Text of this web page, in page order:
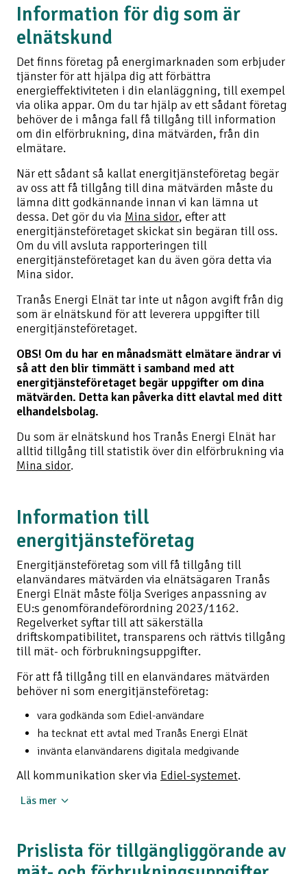
Information för dig som är
elnätskund
Det finns företag på energimarknaden som erbjuder
tjänster för att hjälpa dig att förbättra
energieffektiviteten i din elanläggning, till exempel
via olika appar. Om du tar hjälp av ett sådant företag
behöver de i många fall få tillgång till information
om din elförbrukning, dina mätvärden, från din
elmätare.
När ett sådant så kallat energitjänsteföretag begär
av oss att få tillgång till dina mätvärden måste du
lämna ditt godkännande innan vi kan lämna ut
dessa. Det gör du via Mina sidor, efter att
energitjänsteföretaget skickat sin begäran till oss.
Om du vill avsluta rapporteringen till
energitjänsteföretaget kan du även göra detta via
Mina sidor.
Tranås Energi Elnät tar inte ut någon avgift från dig
som är elnätskund för att leverera uppgifter till
energitjänsteföretaget.
OBS! Om du har en månadsmätt elmätare ändrar vi
så att den blir timmätt i samband med att
energitjänsteföretaget begär uppgifter om dina
mätvärden. Detta kan påverka ditt elavtal med ditt
elhandelsbolag.
Du som är elnätskund hos Tranås Energi Elnät har
alltid tillgång till statistik över din elförbrukning via
Mina sidor.
Information till
energitjänsteföretag
Energitjänsteföretag som vill få tillgång till
elanvändares mätvärden via elnätsägaren Tranås
Energi Elnät måste följa Sveriges anpassning av
EU:s genomförandeförordning 2023/1162.
Regelverket syftar till att säkerställa
driftskompatibilitet, transparens och rättvis tillgång
till mät- och förbrukningsuppgifter.
För att få tillgång till en elanvändares mätvärden
behöver ni som energitjänsteföretag:
vara godkända som Ediel-användare
ha tecknat ett avtal med Tranås Energi Elnät
invänta elanvändarens digitala medgivande
All kommunikation sker via Ediel-systemet.
Läs mer
Energitjänsteföretag begär tillgång till
elanvändarens mätvärden genom följande steg:
Prislista för tillgängliggörande av